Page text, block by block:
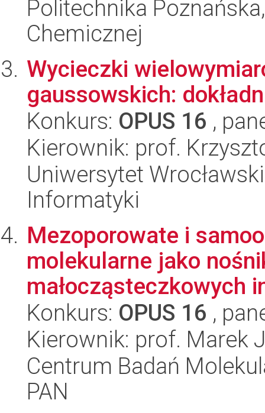
Politechnika
Chemicznej
Wycieczki
gaussowskich:
Konkurs: OPUS 16 ,
Kierownik: prof.
Uniwersytet
Informatyki
Mezoporowate i
molekularne jako
małocząsteczkowych
Konkurs: OPUS 16 ,
Kierownik: prof. Marek
Centrum Badań
PAN